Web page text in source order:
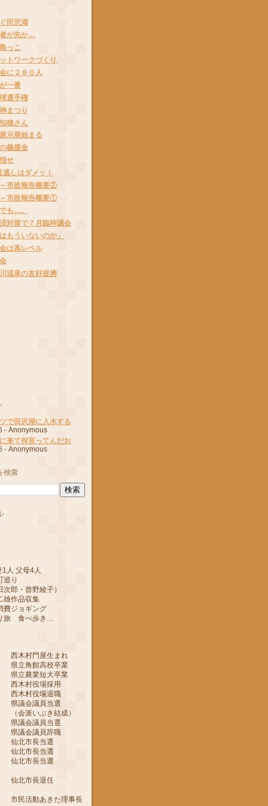
田沢湖
が先か…
っこ
トワークづくり
に２８０人
一番
選手権
まつり
穂さん
示展始まる
義援金
せ
しはダメッ！
市政報告概要②
市政報告概要①
も…。
対策で７月臨時議会
もういないのか」
は高レベル
温泉の友好提携
で田沢湖に入水する
- Anonymous
来て何言ってんだお
- Anonymous
検索
人 父母4人
り
・曾野綾子）
品収集
ョギング
食べ歩き…
木村門屋生まれ
立角館高校卒業
立農業短大卒業
木村役場採用
木村役場退職
議会議員当選
き結成）
議会議員当選
議会議員辞職
仙北市長当選
仙北市長当選
仙北市長当選
仙北市長退任
民活動あきた理事長